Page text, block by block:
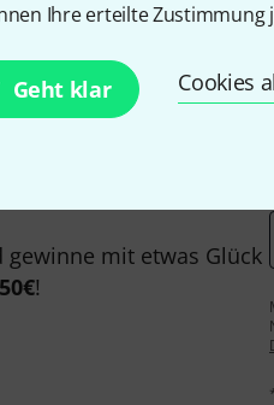
Ihre erteilte Zustimmung
Geht klar Cookies
mit etwas Glück
50€!